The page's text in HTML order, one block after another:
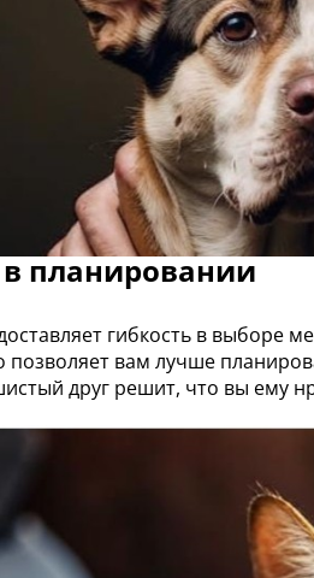
в планировании
гибкость в выборе
позволяет вам лучше
друг решит, что вы ему